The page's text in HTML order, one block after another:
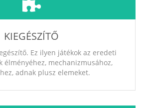
KIEGÉSZÍTŐ
Ez ilyen játékok az eredeti
élményéhez, mechanizmusához,
adnak plusz elemeket.